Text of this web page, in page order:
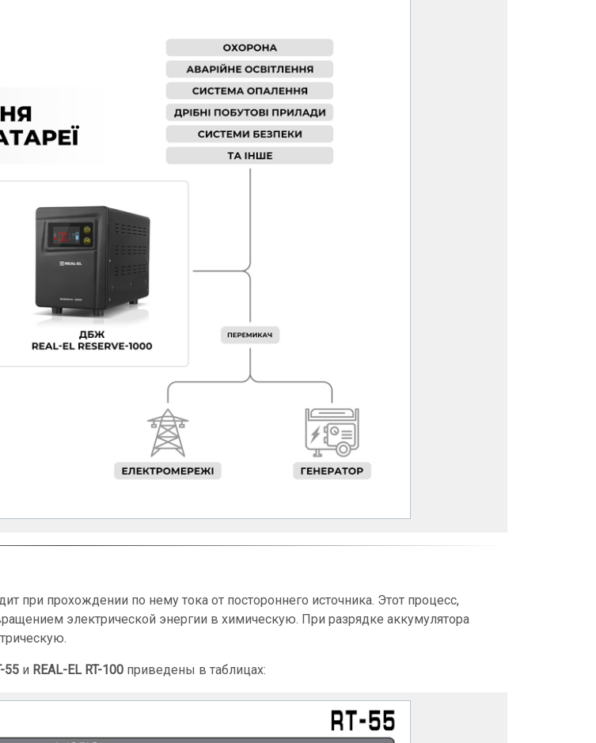
при прохождении по нему тока от постороннего источника. Этот процесс,
электрической энергии в химическую. При разрядке аккумулятора
55 и REAL-EL RT-100 приведены в таблицах: